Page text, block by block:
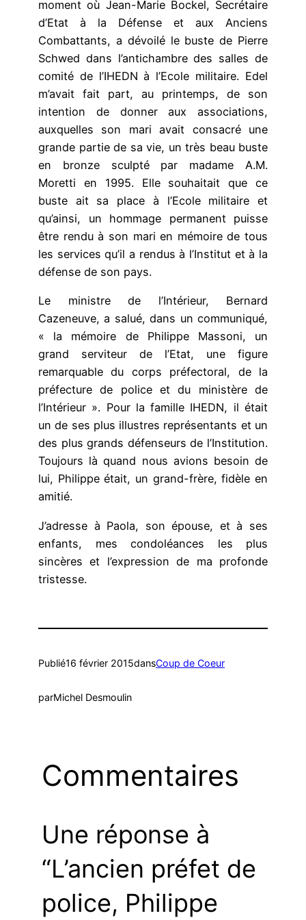
moment où Jean-Marie Bockel, Secrétaire
d’Etat à la Défense et aux Anciens
Combattants, a dévoilé le buste de Pierre
Schwed dans l’antichambre des salles de
comité de l’IHEDN à l’Ecole militaire. Edel
m’avait fait part, au printemps, de son
intention de donner aux associations,
auxquelles son mari avait consacré une
grande partie de sa vie, un très beau buste
en bronze sculpté par madame A.M.
Moretti en 1995. Elle souhaitait que ce
buste ait sa place à l’Ecole militaire et
qu’ainsi, un hommage permanent puisse
être rendu à son mari en mémoire de tous
les services qu’il a rendus à l’Institut et à la
défense de son pays.
Le ministre de l’Intérieur, Bernard
Cazeneuve, a salué, dans un communiqué,
« la mémoire de Philippe Massoni, un
grand serviteur de l’Etat, une figure
remarquable du corps préfectoral, de la
préfecture de police et du ministère de
l’Intérieur ». Pour la famille IHEDN, il était
un de ses plus illustres représentants et un
des plus grands défenseurs de l’Institution.
Toujours là quand nous avions besoin de
lui, Philippe était, un grand-frère, fidèle en
amitié.
J’adresse à Paola, son épouse, et à ses
enfants, mes condoléances les plus
sincères et l’expression de ma profonde
tristesse.
Publié16 février 2015dansCoup de Coeur
parMichel Desmoulin
Commentaires
Une réponse à
“L’ancien préfet de
police, Philippe